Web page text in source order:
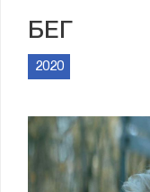
БЕГ
2020